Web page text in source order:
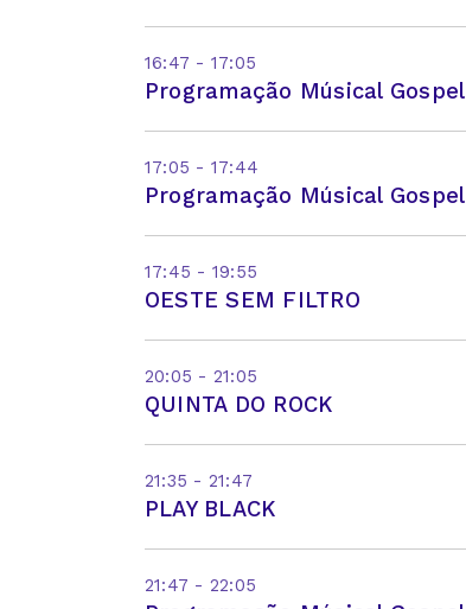
16:47 - 17:05
Programação Músical Gospel
17:05 - 17:44
Programação Músical Gospel
17:45 - 19:55
OESTE SEM FILTRO
20:05 - 21:05
QUINTA DO ROCK
21:35 - 21:47
PLAY BLACK
21:47 - 22:05